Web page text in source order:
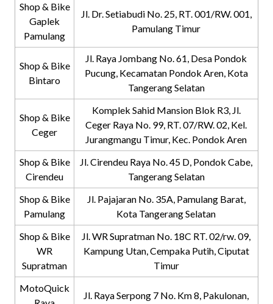
Shop & Bike
Gaplek
Pamulang
Jl. Dr. Setiabudi No. 25, RT. 001/RW. 001,
Pamulang Timur
Shop & Bike
Bintaro
Jl. Raya Jombang No. 61, Desa Pondok
Pucung, Kecamatan Pondok Aren, Kota
Tangerang Selatan
Shop & Bike
Ceger
Komplek Sahid Mansion Blok R3, Jl.
Ceger Raya No. 99, RT. 07/RW. 02, Kel.
Jurangmangu Timur, Kec. Pondok Aren
Shop & Bike
Cirendeu
Jl. Cirendeu Raya No. 45 D, Pondok Cabe,
Tangerang Selatan
Shop & Bike
Pamulang
Jl. Pajajaran No. 35A, Pamulang Barat,
Kota Tangerang Selatan
Shop & Bike
WR
Supratman
Jl. WR Supratman No. 18C RT. 02/rw. 09,
Kampung Utan, Cempaka Putih, Ciputat
Timur
MotoQuick
Jl. Raya Serpong 7 No. Km 8, Pakulonan,